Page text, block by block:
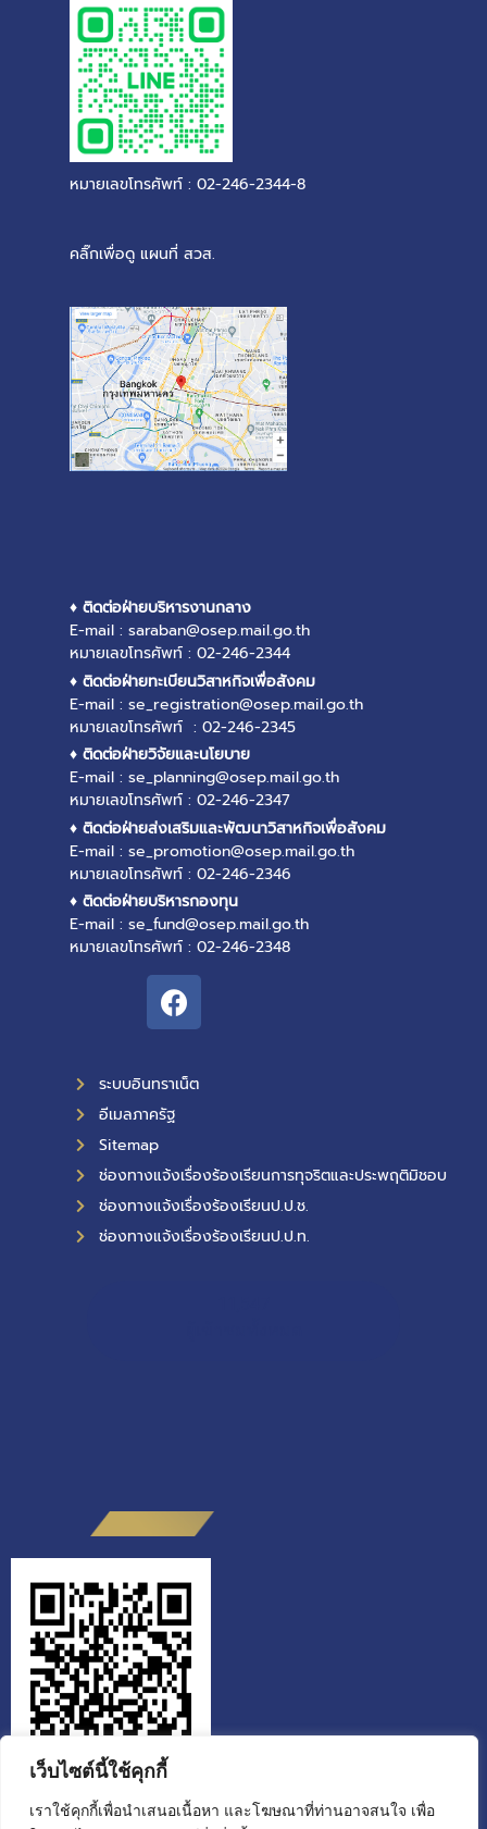
เว็บไซต์นี้ใช้คุกกี้
เราใช้คุกกี้เพื่อนำเสนอเนื้อหา และโฆษณาที่ท่านอาจสนใจ เพื่อ
หมายเลขโทรศัพท์ : 02-246-2344-8
คลิ๊กเพื่อดู แผนที่ สวส.
♦ ติดต่อฝ่ายบริหารงานกลาง
E-mail : saraban@osep.mail.go.th
หมายเลขโทรศัพท์ : 02-246-2344
♦ ติดต่อฝ่ายทะเบียนวิสาหกิจเพื่อสังคม
E-mail : se_registration@osep.mail.go.th
หมายเลขโทรศัพท์ : 02-246-2345
♦ ติดต่อฝ่ายวิจัยและนโยบาย
E-mail : se_planning@osep.mail.go.th
หมายเลขโทรศัพท์ : 02-246-2347
♦ ติดต่อฝ่ายส่งเสริมและพัฒนาวิสาหกิจเพื่อสังคม
E-mail : se_promotion@osep.mail.go.th
หมายเลขโทรศัพท์ : 02-246-2346
♦ ติดต่อฝ่ายบริหารกองทุน
E-mail : se_fund@osep.mail.go.th
หมายเลขโทรศัพท์ : 02-246-2348
ระบบอินทราเน็ต
อีเมลภาครัฐ
Sitemap
ช่องทางแจ้งเรื่องร้องเรียนการทุจริตและประพฤติมิชอบ
ช่องทางแจ้งเรื่องร้องเรียนป.ป.ช.
ช่องทางแจ้งเรื่องร้องเรียนป.ป.ท.